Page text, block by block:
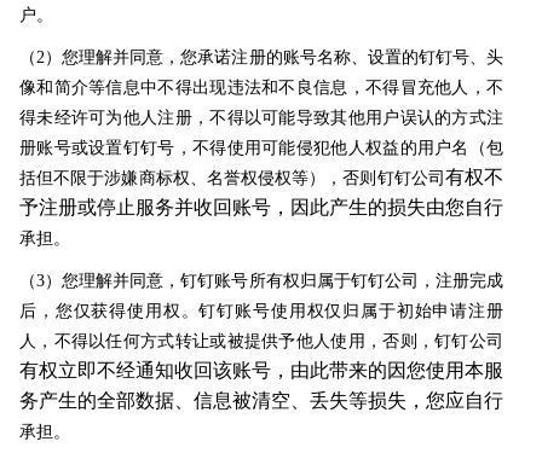
户。
（2）您理解并同意，您承诺注册的账号名称、设置的钉钉号、头
像和简介等信息中不得出现违法和不良信息，不得冒充他人，不
得未经许可为他人注册，不得以可能导致其他用户误认的方式注
册账号或设置钉钉号，不得使用可能侵犯他人权益的用户名（包
括但不限于涉嫌商标权、名誉权侵权等），否则钉钉公司 有权不
予注册或停止服务并收回账号，因此产生的损失由您自行
承担。
（3）您理解并同意，钉钉账号所有权归属于钉钉公司，注册完成
后，您仅获得使用权。钉钉账号使用权仅归属于初始申请注册
人，不得以任何方式转让或被提供予他人使用，否则，钉钉公司
有权立即不经通知收回该账号，由此带来的因您使用本服
务产生的全部数据、信息被清空、丢失等损失，您应自行
承担。